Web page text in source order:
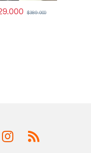
$389.000